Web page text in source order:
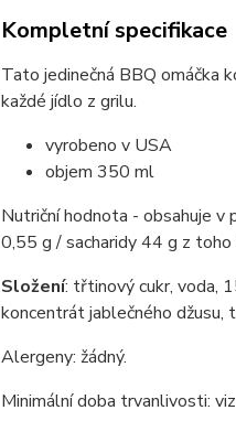
Kompletní specifikace
Tato jedinečná BBQ omáčka
každé jídlo z grilu.
vyrobeno v USA
objem 350 ml
Nutriční hodnota - obsahuje
0,55 g / sacharidy 44 g z
Složení: třtinový cukr, voda,
koncentrát jablečného džusu,
Alergeny: žádný.
Minimální doba trvanlivosti: